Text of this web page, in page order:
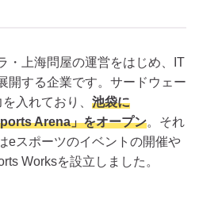
・上海問屋の運営をはじめ、IT
開する企業です。サードウェー
入れており、 池袋に
Arena」をオープン。それ
eスポーツのイベントの開催や
Worksを設立しました。